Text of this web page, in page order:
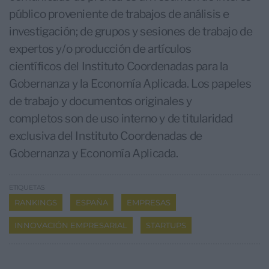
público proveniente de trabajos de análisis e
investigación; de grupos y sesiones de trabajo de
expertos y/o producción de artículos
científicos del Instituto Coordenadas para la
Gobernanza y la Economía Aplicada. Los papeles
de trabajo y documentos originales y
completos son de uso interno y de titularidad
exclusiva del Instituto Coordenadas de
Gobernanza y Economía Aplicada.
RANKINGS ESPAÑA EMPRESAS
INNOVACIÓN EMPRESARIAL STARTUPS